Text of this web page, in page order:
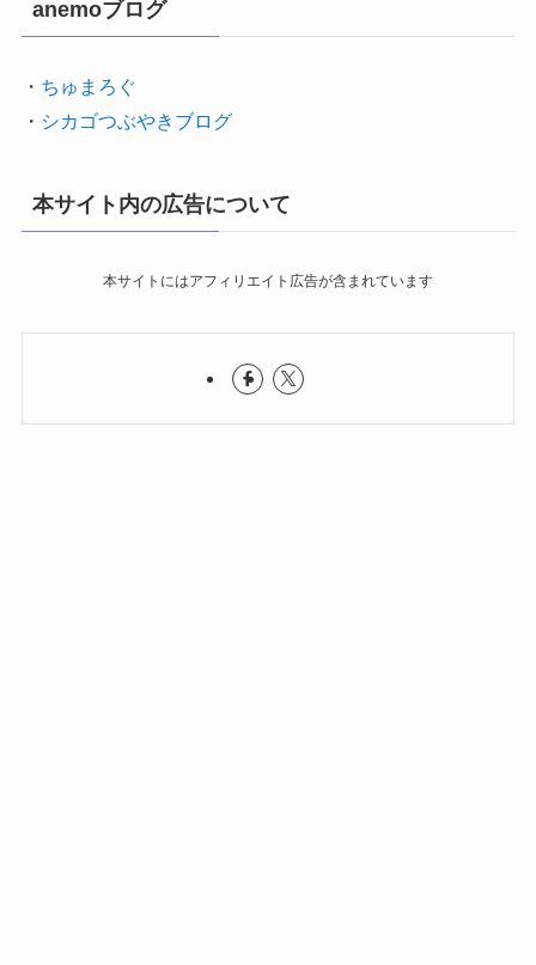
anemoブログ
・ ちゅまろぐ
・ シカゴつぶやきブログ
本サイト内の広告について
本サイトにはアフィリエイト広告が含まれています